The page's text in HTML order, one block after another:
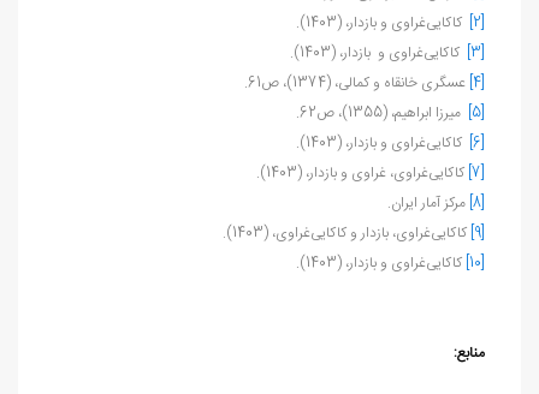
[2] کاکایی‌غراوی و بازدار، (1403).
[3]
کاکایی‌غراوی و بازدار، (1403).
[4] عسگری خانقاه و کمالی، (1374)، ص61.
[5] میرزا ابراهیم، (1355)، ص62.
[6] کاکایی‌غراوی و بازدار، (1403).
[7] کاکایی‌غراوی، غراوی و بازدار، (1403).
[8] مرکز آمار ایران.
[9] کاکایی‌غراوی، بازدار و کاکایی‌غراوی، (1403).
[10] کاکایی‌غراوی و بازدار، (1403).
منابع: